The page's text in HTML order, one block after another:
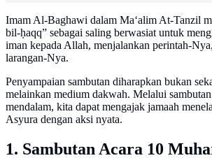
Imam Al-Baghawi dalam Ma‘alim At-Tanzil
bil-ḥaqq” sebagai saling berwasiat untuk
iman kepada Allah, menjalankan perintah-
larangan-Nya.
Penyampaian sambutan diharapkan bukan
melainkan medium dakwah. Melalui
mendalam, kita dapat mengajak jamaah
Asyura dengan aksi nyata.
1. Sambutan Acara 10